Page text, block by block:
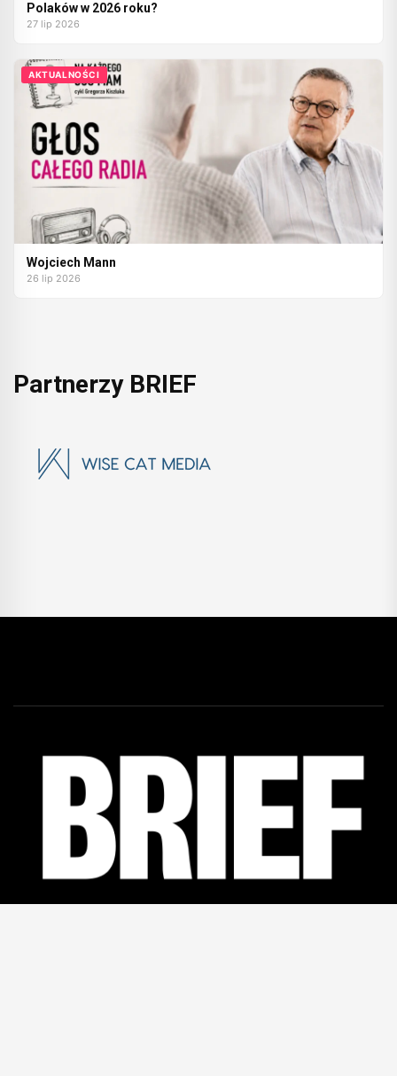
Polaków w 2026 roku?
27 lip 2026
AKTUALNOŚCI
Wojciech Mann
26 lip 2026
Partnerzy BRIEF